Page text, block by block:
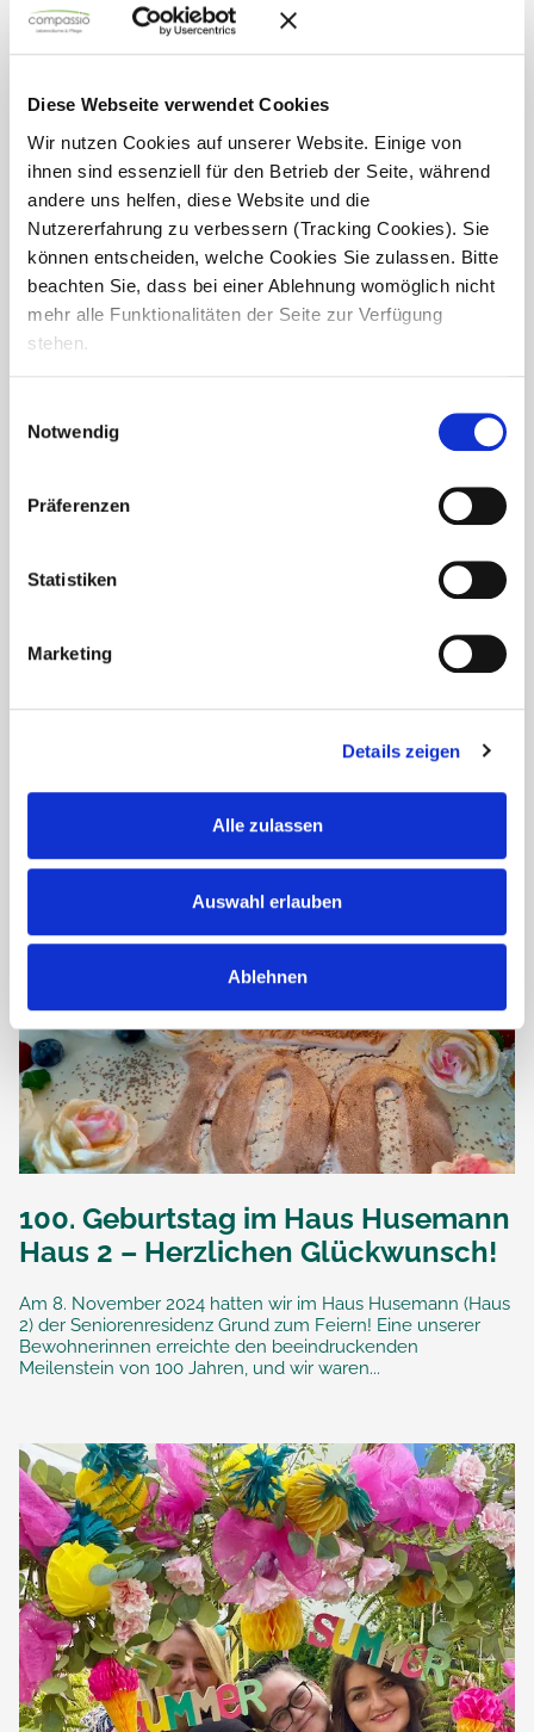
Diese Webseite verwendet Cookies
Wir nutzen Cookies auf unserer Website. Einige von
ihnen sind essenziell für den Betrieb der Seite, während
andere uns helfen, diese Website und die
Nutzererfahrung zu verbessern (Tracking Cookies). Sie
können entscheiden, welche Cookies Sie zulassen. Bitte
beachten Sie, dass bei einer Ablehnung womöglich nicht
mehr alle Funktionalitäten der Seite zur Verfügung
stehen.
Notwendig
Präferenzen
Statistiken
Marketing
Details zeigen
Alle zulassen
Auswahl erlauben
Ablehnen
Gestern wurde im Haus Husemann in Unna die Adventszeit
mit einer besonderen Tradition eingeläutet: Das erste
und Mitarbeiter in festliche Stimmung.
Im gemütlichen...
Musiknachmittag: Einstimmung auf
Husemann ein bunter Musiknachmittag statt, der von einer
Gemeinsam mit den Bewohnerinnen und Bewohnern
100. Geburtstag im Haus Husemann
Haus 2 – Herzlichen Glückwunsch!
Am 8. November 2024 hatten wir im Haus Husemann (Haus
2) der Seniorenresidenz Grund zum Feiern! Eine unserer
Bewohnerinnen erreichte den beeindruckenden
Meilenstein von 100 Jahren, und wir waren...